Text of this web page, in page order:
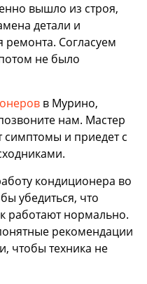
вышло из строя,
детали и
ремонта. Согласуем
не было
в Мурино,
нам. Мастер
симптомы и приедет с
кондиционера во
убедиться, что
работают нормально.
рекомендации
чтобы техника не